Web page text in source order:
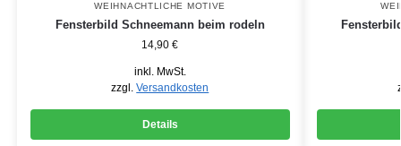
WEIHNACHTLICHE MOTIVE
Fensterbild Schneemann beim rodeln
14,90€
inkl. MwSt.
zzgl.Versandkosten
Details